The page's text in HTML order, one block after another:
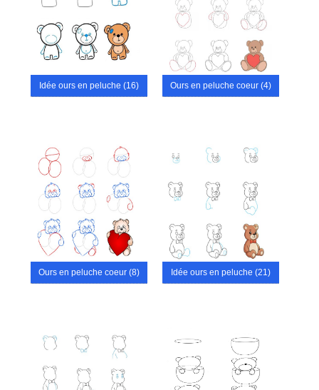
Idée ours en peluche (16) Ours en peluche coeur (4)
Ours en peluche coeur (8) Idée ours en peluche (21)